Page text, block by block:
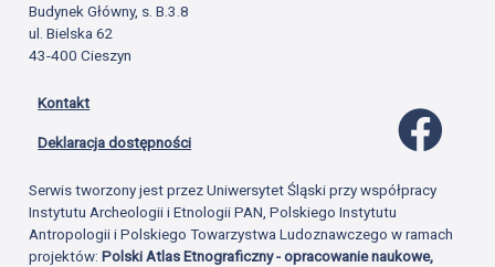
Budynek Główny, s. B.3.8
ul. Bielska 62
43-400 Cieszyn
Kontakt
Deklaracja dostępności
Serwis tworzony jest przez Uniwersytet Śląski przy współpracy
Instytutu Archeologii i Etnologii PAN, Polskiego Instytutu
Antropologii i Polskiego Towarzystwa Ludoznawczego w ramach
projektów:Polski Atlas Etnograficzny - opracowanie naukowe,